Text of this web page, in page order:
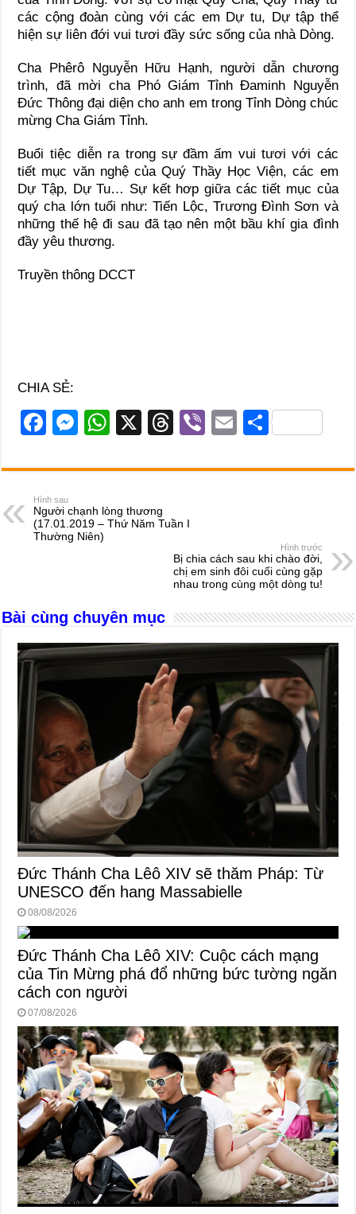
các cộng đoàn cùng với các em Dự tu, Dự tập thể
hiện sự liên đới vui tươi đầy sức sống của nhà Dòng.
Cha Phêrô Nguyễn Hữu Hạnh, người dẫn chương
trình, đã mời cha Phó Giám Tỉnh Đaminh Nguyễn
Đức Thông đại diện cho anh em trong Tỉnh Dòng chúc
mừng Cha Giám Tỉnh.
Buổi tiệc diễn ra trong sự đầm ấm vui tươi với các
tiết mục văn nghệ của Quý Thầy Học Viện, các em
Dự Tập, Dự Tu… Sự kết hơp giữa các tiết mục của
quý cha lớn tuổi như: Tiến Lộc, Trương Đình Sơn và
những thế hệ đi sau đã tạo nên một bầu khí gia đình
đầy yêu thương.
Truyền thông DCCT
CHIA SẺ:
F
c
e
b
o
M
ss
n
g
W
at
A
X
T
e
d
s
Vi
er
E
ail
S
ar
Hình sau
Người chạnh lòng thương
(17.01.2019 – Thứ Năm Tuần I
Thường Niên)
Hình trước
Bị chia cách sau khi chào đời,
chị em sinh đôi cuối cùng gặp
nhau trong cùng một dòng tu!
Bài cùng chuyên mục
Đức Thánh Cha Lêô XIV sẽ thăm Pháp: Từ
UNESCO đến hang Massabielle
08/08/2026
Đức Thánh Cha Lêô XIV: Cuộc cách mạng
của Tin Mừng phá đổ những bức tường ngăn
cách con người
07/08/2026